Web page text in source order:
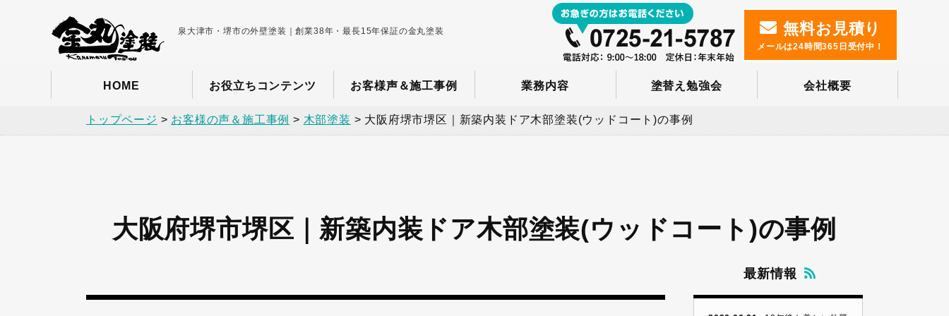
泉大津市・堺市の外壁塗装｜創業38年・最長15年保証の金丸塗装 無料お見積り
メールは24時間365日受付中！
HOME お役立ちコンテンツ お客様声＆施工事例 業務内容 塗替え勉強会 会社概要
トップページ > お客様の声＆施工事例 > 木部塗装 > 大阪府堺市堺区｜新築内装ドア木部塗装(ウッドコート)の事例
大阪府堺市堺区｜新築内装ドア木部塗装(ウッドコート)の事例
最新情報